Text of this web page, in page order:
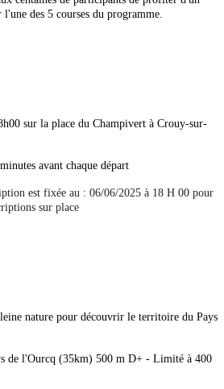
des 5 courses du programme.
sur la place du Champivert à Crouy-sur-
avant chaque départ
est fixée au : 06/06/2025 à 18 H 00 pour
sur place
nature pour découvrir le territoire du Pays
de l'Ourcq (35km) 500 m D+ - Limité à 400